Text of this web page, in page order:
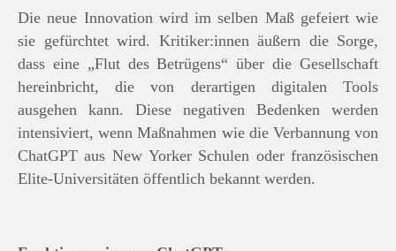
Die neue Innovation wird im selben Maß gefeiert wie
sie gefürchtet wird. Kritiker:innen äußern die Sorge,
dass eine „Flut des Betrügens“ über die Gesellschaft
hereinbricht, die von derartigen digitalen Tools
ausgehen kann. Diese negativen Bedenken werden
intensiviert, wenn Maßnahmen wie die Verbannung von
ChatGPT aus New Yorker Schulen oder französischen
Elite-Universitäten öffentlich bekannt werden.